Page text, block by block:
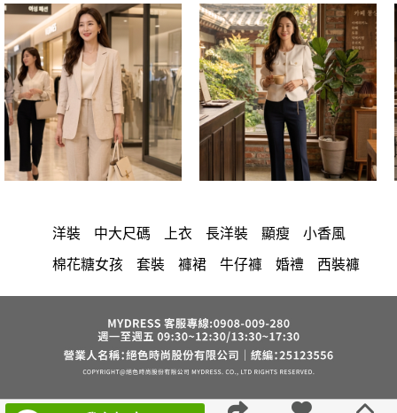
洋裝 中大尺碼 上衣 長洋裝 顯瘦 小香風
棉花糖女孩 套裝 褲裙 牛仔褲 婚禮 西裝褲
長裙 雪紡 長褲 裙子 襯衫 短洋裝 v領
正韓 洋裝 寬褲 針織 內衣 裙 褲
連身褲 保暖 背心 氣質